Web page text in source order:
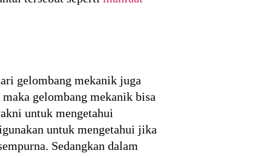
gelombang mekanik juga
gelombang mekanik bisa
untuk mengetahui
untuk mengetahui jika
Sedangkan dalam